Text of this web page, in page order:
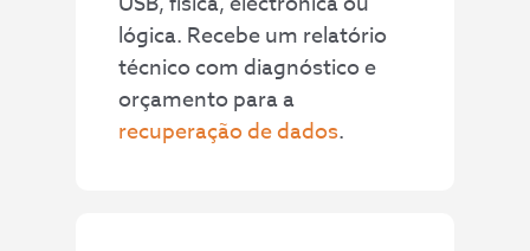
lógica. Recebe um relatório
técnico com diagnóstico e
orçamento para a
recuperação de dados.